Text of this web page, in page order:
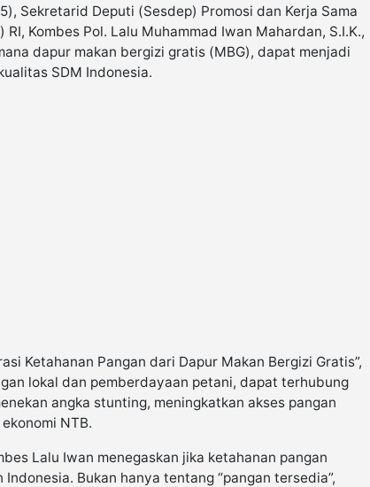
Sekretarid Deputi (Sesdep) Promosi dan Kerja Sama
RI, Kombes Pol. Lalu Muhammad Iwan Mahardan, S.I.K.,
dapur makan bergizi gratis (MBG), dapat menjadi
SDM Indonesia.
Ketahanan Pangan dari Dapur Makan Bergizi Gratis”,
lokal dan pemberdayaan petani, dapat terhubung
angka stunting, meningkatkan akses pangan
NTB.
Lalu Iwan menegaskan jika ketahanan pangan
Bukan hanya tentang “pangan tersedia”,